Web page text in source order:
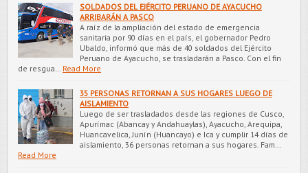
SOLDADOS DEL EJÉRCITO PERUANO DE AYACUCHO
ARRIBARÁN A PASCO
A raíz de la ampliación del estado de emergencia
sanitaria por 90 días en el país, el gobernador Pedro
Ubaldo, informó que más de 40 soldados del Ejército
Peruano de Ayacucho, se trasladarán a Pasco. Con el fin
de resgua…
Read More
35 PERSONAS RETORNAN A SUS HOGARES LUEGO DE
AISLAMIENTO
Luego de ser trasladados desde las regiones de Cusco,
Apurímac (Abancay y Andahuaylas), Ayacucho, Arequipa,
Huancavelica, Junín (Huancayo) e Ica y cumplir 14 días de
aislamiento, 36 personas retornan a sus hogares. Fam…
Read More